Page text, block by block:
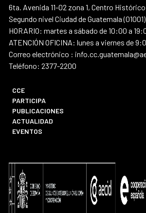
6ta. Avenida 11-02 zona 1, Centro
Segundo nivel Ciudad de Guatemala (01001)
HORARIO: martes a sábado de 10:00 a
ATENCIÓN OFICINA: lunes a viernes de
Correo electrónico :
Teléfono: 2377-2200
CCE
PARTICIPA
PUBLICACIONES
ACTUALIDAD
EVENTOS